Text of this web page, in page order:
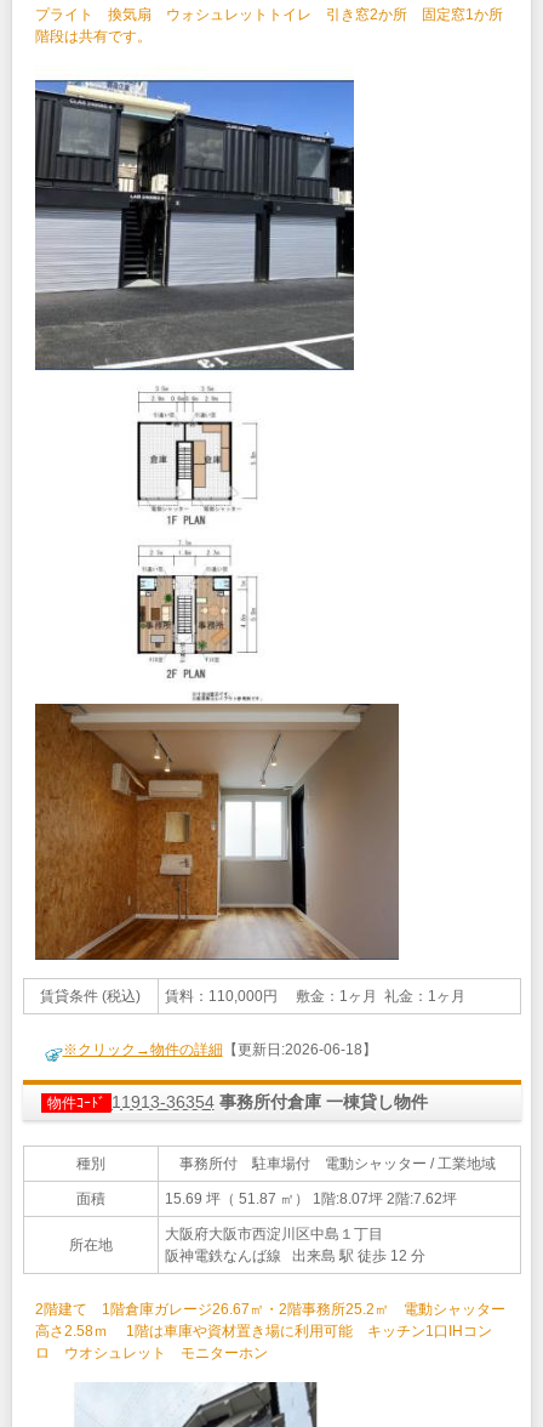
プライト 換気扇 ウォシュレットトイレ 引き窓2か所 固定窓1か所
階段は共有です。
賃貸条件 (税込) 賃料：110,000円 敷金：1ヶ月 礼金：1ヶ月
※クリック→物件の詳細 【更新日:2026-06-18】
物件ｺｰﾄﾞ 11913-36354 事務所付倉庫 一棟貸し物件
種別 事務所付 駐車場付 電動シャッター / 工業地域
面積 15.69 坪（ 51.87 ㎡） 1階:8.07坪 2階:7.62坪
所在地
大阪府大阪市西淀川区中島１丁目
阪神電鉄なんば線 出来島 駅 徒歩 12 分
2階建て 1階倉庫ガレージ26.67㎡・2階事務所25.2㎡ 電動シャッター
高さ2.58ｍ 1階は車庫や資材置き場に利用可能 キッチン1口IHコン
ロ ウオシュレット モニターホン